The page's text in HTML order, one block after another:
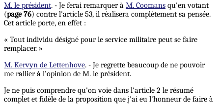
M. le président. - Je ferai remarquer à M. Coomans qu'en votant
(page 76) contre l'article 53, il réalisera complètement sa pensée.
Cet article porte, en effet :
« Tout individu désigné pour le service militaire peut se faire
remplacer. »
M. Kervyn de Lettenhove. - Je regrette beaucoup de ne pouvoir
me rallier à l'opinion de M. le président.
Je ne puis comprendre qu'on voie dans l'article 2 le résumé
complet et fidèle de la proposition que j'ai eu l'honneur de faire à